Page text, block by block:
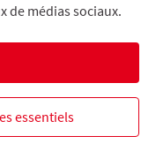
de médias sociaux.
essentiels
de la participation
de la
le laboratoire de la